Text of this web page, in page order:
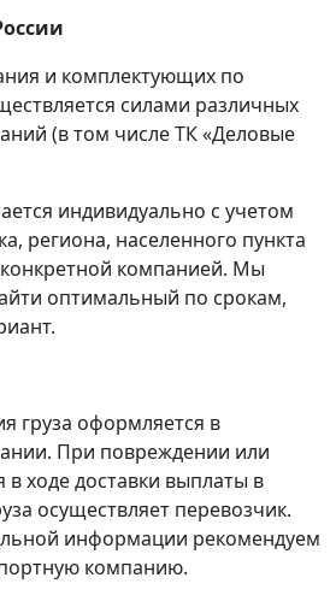
и комплектующих по
силами различных
(в том числе ТК «Деловые
индивидуально с учетом
региона, населенного пункта
конкретной компанией. Мы
оптимальный по срокам,
груза оформляется в
При повреждении или
в ходе доставки выплаты в
осуществляет перевозчик.
информации рекомендуем
компанию.